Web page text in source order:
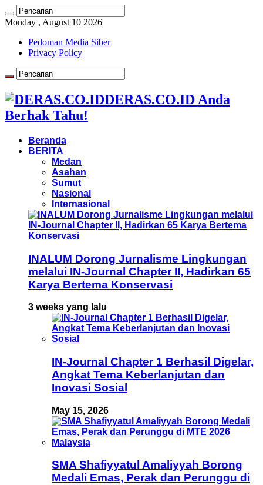
Monday , August 10 2026
Pedoman Media Siber
Privacy Policy
DERAS.CO.ID Anda
Berhak Tahu!
Beranda
BERITA
Medan
Asahan
Sumut
Nasional
Internasional
INALUM Dorong Jurnalisme Lingkungan
melalui IN-Journal Chapter II, Hadirkan 65
Karya Bertema Konservasi
3 weeks yang lalu
IN-Journal Chapter 1 Berhasil Digelar,
Angkat Tema Keberlanjutan dan
Inovasi Sosial
May 15, 2026
SMA Shafiyyatul Amaliyyah Borong
Medali Emas, Perak dan Perunggu di